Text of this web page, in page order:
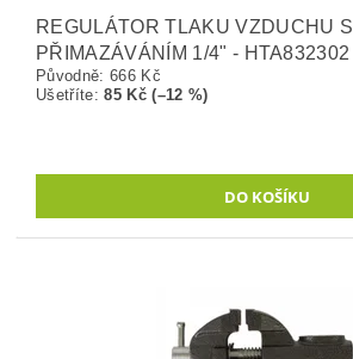
REGULÁTOR TLAKU VZDUCHU S
PŘIMAZÁVÁNÍM 1/4" - HTA832302
Původně: 666 Kč
Ušetříte:85 Kč (–12 %)